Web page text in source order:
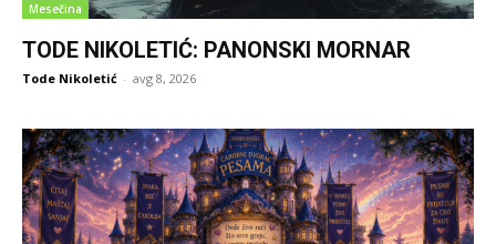
Mesečina
TODE NIKOLETIĆ: PANONSKI MORNAR
Tode Nikoletić - avg 8, 2026